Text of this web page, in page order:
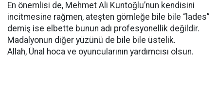
En önemlisi de, Mehmet Ali Kuntoğlu’nun kendisini
incitmesine rağmen, ateşten gömleğe bile bile “lades”
demiş ise elbette bunun adı profesyonellik değildir.
Madalyonun diğer yüzünü de bile bile üstelik.
Allah, Ünal hoca ve oyuncularının yardımcısı olsun.